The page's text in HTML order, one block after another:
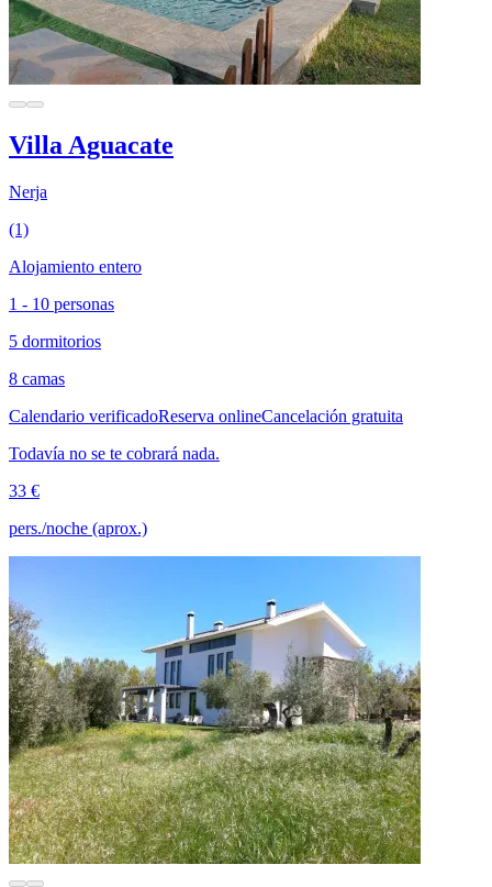
Villa Aguacate
Nerja
(1)
Alojamiento entero
1 - 10 personas
5 dormitorios
8 camas
Calendario verificadoReserva onlineCancelación gratuita
Todavía no se te cobrará nada.
33 €
pers./noche (aprox.)